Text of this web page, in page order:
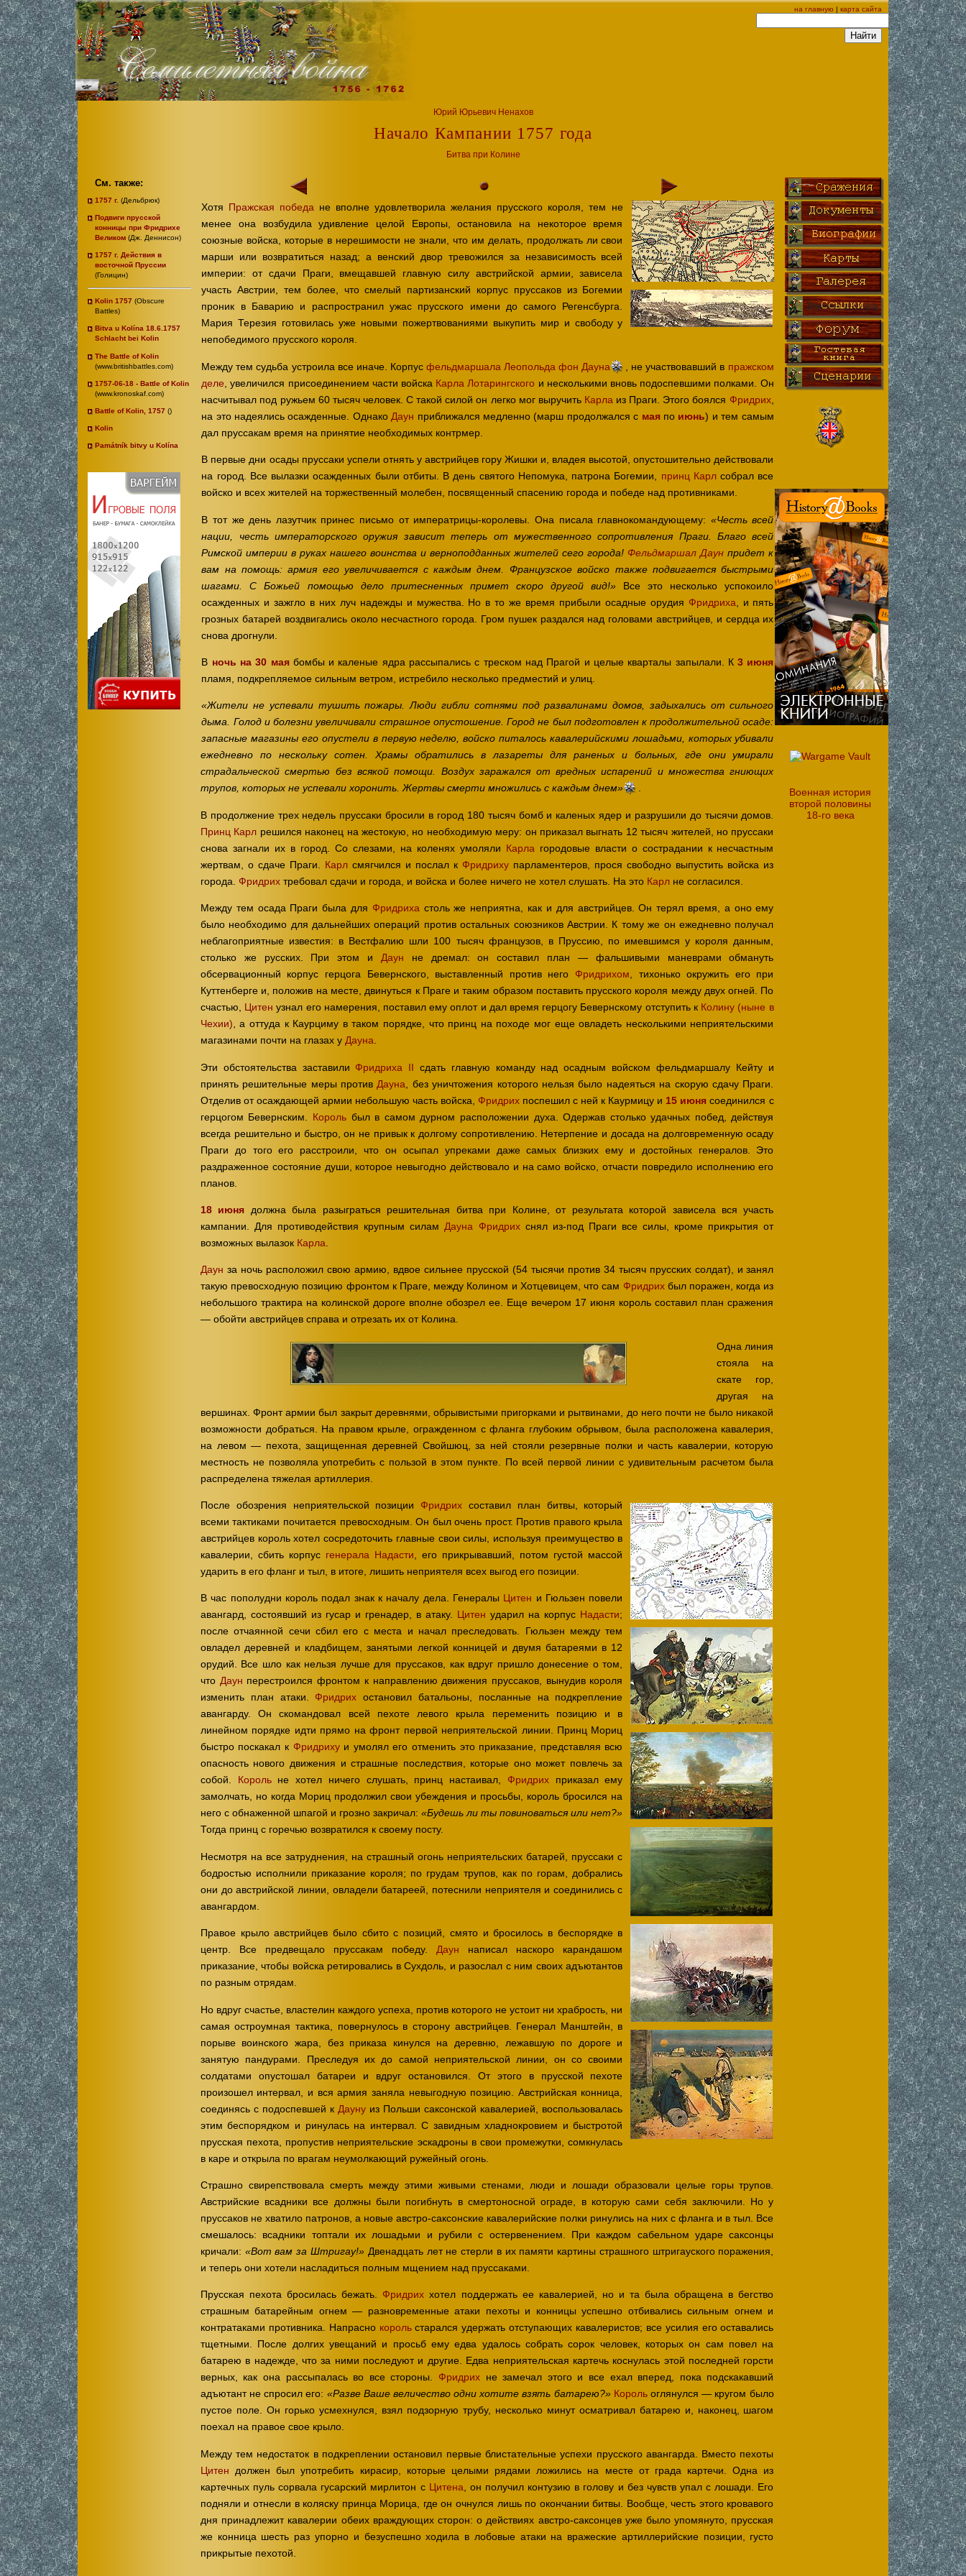
на главную |карта сайта
Юрий Юрьевич Ненахов
Начало Кампании 1757 года
Битвa при Колине
См. также:
1757 г. (Дельбрюк)
Подвиги прусской
конницы при Фридрихе
Великом(Дж. Деннисон)
1757 г. Действия в
восточной Пруссии
(Голицин)
Kolin 1757 (Obscure
Battles)
Bitva u Kolína 18.6.1757
Schlacht bei Kolin
The Battle of Kolin
(www.britishbattles.com)
1757-06-18 - Battle of Kolin
(www.kronoskaf.com)
Battle of Kolin, 1757()
Kolin
Památník bitvy u Kolína
Военная история
второй половины
18-го века
Хотя Пражская победа не вполне удовлетворила желания прусского короля, тем не
менее она возбудила удивление целой Европы, остановила на некоторое время
союзные войска, которые в нерешимости не знали, что им делать, продолжать ли свои
марши или возвратиться назад; а венский двор тревожился за независимость всей
империи: от сдачи Праги, вмещавшей главную силу австрийской армии, зависела
участь Австрии, тем более, что смелый партизанский корпус пруссаков из Богемии
проник в Баварию и распространил ужас прусского имени до самого Регенсбурга.
Мария Терезия готовилась уже новыми пожертвованиями выкупить мир и свободу у
непобедимого прусского короля.
Между тем судьба устроила все иначе. Корпус фельдмаршала Леопольда фон Дауна , не участвовавший в пражском
деле , увеличился присоединением части войска Карла Лотарингского и несколькими вновь подоспевшими полками. Он
насчитывал под ружьем 60 тысяч человек. С такой силой он легко мог выручить Карла из Праги. Этого боялся Фридрих,
на это надеялись осажденные. Однако Даун приближался медленно (марш продолжался с маяпо июнь) и тем самым
дал пруссакам время на принятие необходимых контрмер.
В первые дни осады пруссаки успели отнять у австрийцев гору Жишки и, владея высотой, опустошительно действовали
на город. Все вылазки осажденных были отбиты. В день святого Непомука, патрона Богемии, принц Карлсобрал все
войско и всех жителей на торжественный молебен, посвященный спасению города и победе над противниками.
В тот же день лазутчик принес письмо от императрицы-королевы. Она писала главнокомандующему: «Честь всей
нации, честь императорского оружия зависит теперь от мужественного сопротивления Праги. Благо всей
Римской империи в руках нашего воинства и верноподданных жителей сего города! Фельдмаршал Даун придет к
вам на помощь: армия его увеличивается с каждым днем. Французское войско также подвигается быстрыми
шагами. С Божьей помощью дело притесненных примет скоро другой вид!» Все это несколько успокоило
осажденных и зажгло в них луч надежды и мужества. Но в то же время прибыли осадные орудия Фридриха , и пять
грозных батарей воздвигались около несчастного города. Гром пушек раздался над головами австрийцев, и сердца их
снова дрогнули.
В ночь на 30 маябомбы и каленые ядра рассыпались с треском над Прагой и целые кварталы запылали. К3 июня
пламя, подкрепляемое сильным ветром, истребило несколько предместий и улиц.
«Жители не успевали тушить пожары. Люди гибли сотнями под развалинами домов, задыхались от сильного
дыма. Голод и болезни увеличивали страшное опустошение. Город не был подготовлен к продолжительной осаде:
запасные магазины его опустели в первую неделю, войско питалось кавалерийскими лошадьми, которых убивали
ежедневно по нескольку сотен. Храмы обратились в лазареты для раненых и больных, где они умирали
страдальческой смертью без всякой помощи. Воздух заражался от вредных испарений и множества гниющих
трупов, которых не успевали хоронить. Жертвы смерти множились с каждым днем»
.
В продолжение трех недель пруссаки бросили в город 180 тысяч бомб и каленых ядер и разрушили до тысячи домов.
Принц Карл решился наконец на жестокую, но необходимую меру: он приказал выгнать 12 тысяч жителей, но пруссаки
снова загнали их в город. Со слезами, на коленях умоляли Карла городовые власти о сострадании к несчастным
жертвам, о сдаче Праги. Карл смягчился и послал кФридриху парламентеров, прося свободно выпустить войска из
города. Фридрихтребовал сдачи и города, и войска и более ничего не хотел слушать. На это Карлне согласился.
Между тем осада Праги была для Фридриха столь же неприятна, как и для австрийцев. Он терял время, а оно ему
было необходимо для дальнейших операций против остальных союзников Австрии. К тому же он ежедневно получал
неблагоприятные известия: в Вестфалию шли 100 тысяч французов, в Пруссию, по имевшимся у короля данным,
столько же русских. При этом и Даун не дремал: он составил план — фальшивыми маневрами обмануть
обсервационный корпус герцога Бевернского, выставленный против негоФридрихом , тихонько окружить его при
Куттенберге и, положив на месте, двинуться к Праге и таким образом поставить прусского короля между двух огней. По
счастью, Цитен узнал его намерения, поставил ему оплот и дал время герцогу Бевернскому отступить к Колину (ныне в
Чехии) , а оттуда к Каурциму в таком порядке, что принц на походе мог еще овладеть несколькими неприятельскими
магазинами почти на глазах у Дауна
Эти обстоятельства заставилиФридриха II сдать главную команду над осадным войском фельдмаршалу Кейту и
принять решительные меры против Дауна , без уничтожения которого нельзя было надеяться на скорую сдачу Праги.
Отделив от осаждающей армии небольшую часть войска,Фридрих поспешил с ней к Каурмицу и 15 июня соединился с
герцогом Бевернским. Король был в самом дурном расположении духа. Одержав столько удачных побед, действуя
всегда решительно и быстро, он не привык к долгому сопротивлению. Нетерпение и досада на долговременную осаду
Праги до того его расстроили, что он осыпал упреками даже самых близких ему и достойных генералов. Это
раздраженное состояние души, которое невыгодно действовало и на само войско, отчасти повредило исполнению его
планов.
18 июня должна была разыграться решительная битва при Колине, от результата которой зависела вся участь
кампании. Для противодействия крупным силам Дауна Фридрихснял из-под Праги все силы, кроме прикрытия от
возможных вылазок Карла
Даун за ночь расположил свою армию, вдвое сильнее прусской (54 тысячи против 34 тысяч прусских солдат), и занял
такую превосходную позицию фронтом к Праге, между Колином и Хотцевицем, что сам Фридрихбыл поражен, когда из
небольшого трактира на колинской дороге вполне обозрел ее. Еще вечером 17 июня король составил план сражения
— обойти австрийцев справа и отрезать их от Колина.
Одна линия
стояла на
скате гор,
другая на
вершинах. Фронт армии был закрыт деревнями, обрывистыми пригорками и рытвинами, до него почти не было никакой
возможности добраться. На правом крыле, огражденном с фланга глубоким обрывом, была расположена кавалерия,
на левом — пехота, защищенная деревней Свойшюц, за ней стояли резервные полки и часть кавалерии, которую
местность не позволяла употребить с пользой в этом пункте. По всей первой линии с удивительным расчетом была
распределена тяжелая артиллерия.
После обозрения неприятельской позицииФридрих составил план битвы, который
всеми тактиками почитается превосходным. Он был очень прост. Против правого крыла
австрийцев король хотел сосредоточить главные свои силы, используя преимущество в
кавалерии, сбить корпус генерала Надасти , его прикрывавший, потом густой массой
ударить в его фланг и тыл, в итоге, лишить неприятеля всех выгод его позиции.
В час пополудни король подал знак к началу дела. Генералы Цитен и Гюльзен повели
авангард, состоявший из гусар и гренадер, в атаку. Цитен ударил на корпус Надасти;
после отчаянной сечи сбил его с места и начал преследовать. Гюльзен между тем
овладел деревней и кладбищем, занятыми легкой конницей и двумя батареями в 12
орудий. Все шло как нельзя лучше для пруссаков, как вдруг пришло донесение о том,
что Даун перестроился фронтом к направлению движения пруссаков, вынудив короля
изменить план атаки.Фридрих остановил батальоны, посланные на подкрепление
авангарду. Он скомандовал всей пехоте левого крыла переменить позицию и в
линейном порядке идти прямо на фронт первой неприятельской линии. Принц Мориц
быстро поскакал к Фридрихуи умолял его отменить это приказание, представляя всю
опасность нового движения и страшные последствия, которые оно может повлечь за
собой. Корольне хотел ничего слушать, принц настаивал, Фридрихприказал ему
замолчать, но когда Мориц продолжил свои убеждения и просьбы, король бросился на
него с обнаженной шпагой и грозно закричал:«Будешь ли ты повиноваться или нет?»
Тогда принц с горечью возвратился к своему посту.
Несмотря на все затруднения, на страшный огонь неприятельских батарей, пруссаки с
бодростью исполнили приказание короля; по грудам трупов, как по горам, добрались
они до австрийской линии, овладели батареей, потеснили неприятеля и соединились с
авангардом.
Правое крыло австрийцев было сбито с позиций, смято и бросилось в беспорядке в
центр. Все предвещало пруссакам победу.Даун написал наскоро карандашом
приказание, чтобы войска ретировались в Сухдоль, и разослал с ним своих адъютантов
по разным отрядам.
Но вдруг счастье, властелин каждого успеха, против которого не устоит ни храбрость, ни
самая остроумная тактика, повернулось в сторону австрийцев. Генерал Манштейн, в
порыве воинского жара, без приказа кинулся на деревню, лежавшую по дороге и
занятую пандурами. Преследуя их до самой неприятельской линии, он со своими
солдатами опустошал батареи и вдруг остановился. От этого в прусской пехоте
произошел интервал, и вся армия заняла невыгодную позицию. Австрийская конница,
соединясь с подоспевшей к Дауну из Польши саксонской кавалерией, воспользовалась
этим беспорядком и ринулась на интервал. С завидным хладнокровием и быстротой
прусская пехота, пропустив неприятельские эскадроны в свои промежутки, сомкнулась
в каре и открыла по врагам неумолкающий ружейный огонь.
Страшно свирепствовала смерть между этими живыми стенами, люди и лошади образовали целые горы трупов.
Австрийские всадники все должны были погибнуть в смертоносной ограде, в которую сами себя заключили. Но у
пруссаков не хватило патронов, а новые австро-саксонские кавалерийские полки ринулись на них с фланга и в тыл. Все
смешалось: всадники топтали их лошадьми и рубили с остервенением. При каждом сабельном ударе саксонцы
кричали: «Вот вам за Штригау!»Двенадцать лет не стерли в их памяти картины страшного штригауского поражения,
и теперь они хотели насладиться полным мщением над пруссаками.
Прусская пехота бросилась бежать.Фридрих хотел поддержать ее кавалерией, но и та была обращена в бегство
страшным батарейным огнем — разновременные атаки пехоты и конницы успешно отбивались сильным огнем и
контратаками противника. Напрасно корольстарался удержать отступающих кавалеристов; все усилия его оставались
тщетными. После долгих увещаний и просьб ему едва удалось собрать сорок человек, которых он сам повел на
батарею в надежде, что за ними последуют и другие. Едва неприятельская картечь коснулась этой последней горсти
верных, как она рассыпалась во все стороны.Фридрих не замечал этого и все ехал вперед, пока подскакавший
адъютант не спросил его: «Разве Ваше величество одни хотите взять батарею?» Корольоглянулся — кругом было
пустое поле. Он горько усмехнулся, взял подзорную трубу, несколько минут осматривал батарею и, наконец, шагом
поехал на правое свое крыло.
Между тем недостаток в подкреплении остановил первые блистательные успехи прусского авангарда. Вместо пехоты
Цитен должен был употребить кирасир, которые целыми рядами ложились на месте от града картечи. Одна из
картечных пуль сорвала гусарский мирлитон с Цитена , он получил контузию в голову и без чувств упал с лошади. Его
подняли и отнесли в коляску принца Морица, где он очнулся лишь по окончании битвы. Вообще, честь этого кровавого
дня принадлежит кавалерии обеих враждующих сторон: о действиях австро-саксонцев уже было упомянуто, прусская
же конница шесть раз упорно и безуспешно ходила в лобовые атаки на вражеские артиллерийские позиции, густо
прикрытые пехотой.